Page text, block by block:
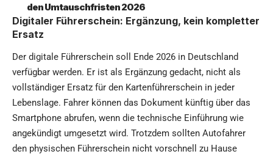
den Umtauschfristen 2026
Digitaler Führerschein: Ergänzung, kein kompletter
Ersatz
Der digitale Führerschein soll Ende 2026 in Deutschland
verfügbar werden. Er ist als Ergänzung gedacht, nicht als
vollständiger Ersatz für den Kartenführerschein in jeder
Lebenslage. Fahrer können das Dokument künftig über das
Smartphone abrufen, wenn die technische Einführung wie
angekündigt umgesetzt wird. Trotzdem sollten Autofahrer
den physischen Führerschein nicht vorschnell zu Hause